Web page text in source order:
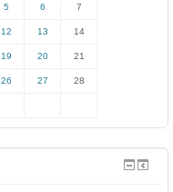
5 6 7
12 13 14
19 20 21
26 27 28